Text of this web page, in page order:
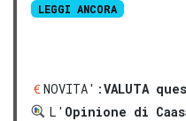
LEGGI ANCORA
NOVITA':VALUTA
L' Opinione di